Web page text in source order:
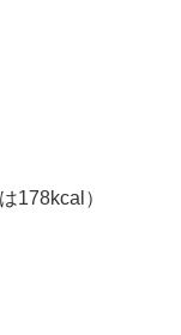
178kcal）